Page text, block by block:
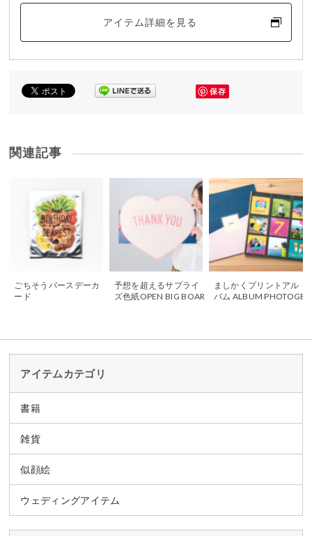
アイテム詳細を見る
保存
関連記事
ごちそうバースデーカ
ード
予想を超えるサプライ
ズ色紙OPEN BIG BOAR
ましかくプリントアル
バム ALBUM PHOTOGE
アイテムカテゴリ
書籍
雑貨
似顔絵
ウェディングアイテム